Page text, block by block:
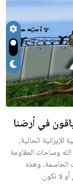
في أرضنا
الحالية،
وساحات المقاومة
الحاسمة، وهذه
لا نكون.